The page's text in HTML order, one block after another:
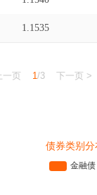
1.1535
一页 1/3 下一页 >
债券类别分